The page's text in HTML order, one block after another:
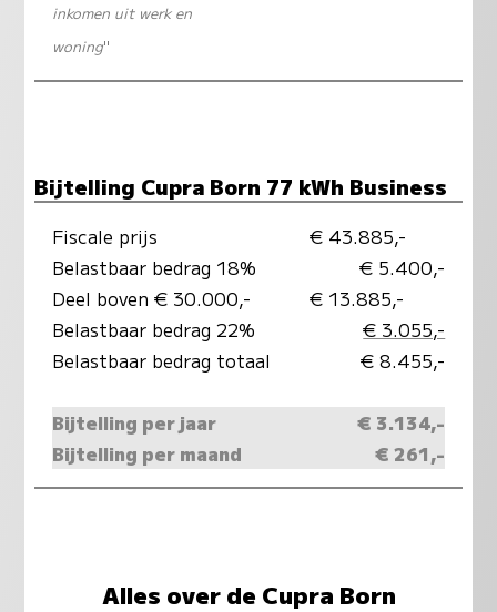
inkomen uit werk en
woning"
Bijtelling Cupra Born 77 kWh Business
Fiscale prijs
€ 43.885,-
Belastbaar bedrag 18%
€ 5.400,-
Deel boven € 30.000,-
€ 13.885,-
Belastbaar bedrag 22%
€ 3.055,-
Belastbaar bedrag totaal
€ 8.455,-
Bijtelling per jaar
€ 3.134,-
Bijtelling per maand
€ 261,-
Alles over de Cupra Born